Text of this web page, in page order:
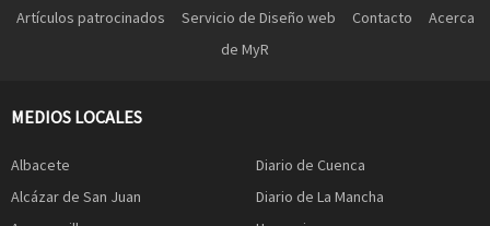
Artículos patrocinados Servicio de Diseño web Contacto
Acerca
de MyR
MEDIOS LOCALES
Albacete
Alcázar de San Juan
Diario de Cuenca
Diario de La Mancha